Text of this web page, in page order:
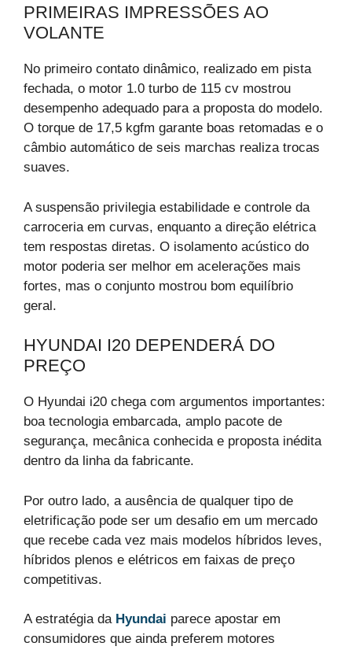
PRIMEIRAS IMPRESSÕES AO
VOLANTE
No primeiro contato dinâmico, realizado em pista
fechada, o motor 1.0 turbo de 115 cv mostrou
desempenho adequado para a proposta do modelo.
O torque de 17,5 kgfm garante boas retomadas e o
câmbio automático de seis marchas realiza trocas
suaves.
A suspensão privilegia estabilidade e controle da
carroceria em curvas, enquanto a direção elétrica
tem respostas diretas. O isolamento acústico do
motor poderia ser melhor em acelerações mais
fortes, mas o conjunto mostrou bom equilíbrio
geral.
HYUNDAI I20 DEPENDERÁ DO
PREÇO
O Hyundai i20 chega com argumentos importantes:
boa tecnologia embarcada, amplo pacote de
segurança, mecânica conhecida e proposta inédita
dentro da linha da fabricante.
Por outro lado, a ausência de qualquer tipo de
eletrificação pode ser um desafio em um mercado
que recebe cada vez mais modelos híbridos leves,
híbridos plenos e elétricos em faixas de preço
competitivas.
A estratégia da Hyundai parece apostar em
consumidores que ainda preferem motores